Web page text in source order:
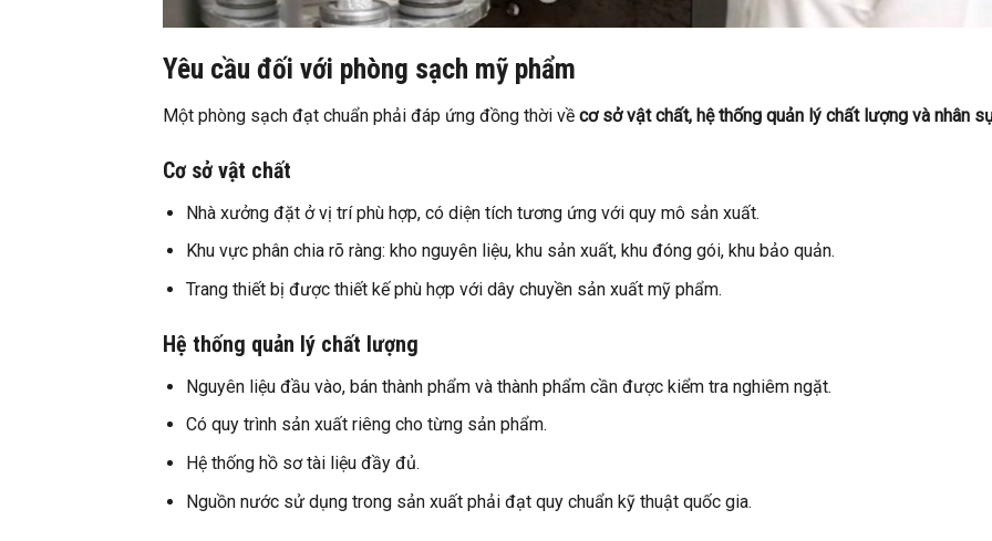
Yêu cầu đối với phòng sạch mỹ phẩm
Một phòng sạch đạt chuẩn phải đáp ứng đồng thời về cơ sở vật chất, hệ thống quản lý chất lượng và nhân
Cơ sở vật chất
Nhà xưởng đặt ở vị trí phù hợp, có diện tích tương ứng với quy mô sản xuất.
Khu vực phân chia rõ ràng: kho nguyên liệu, khu sản xuất, khu đóng gói, khu bảo quản.
Trang thiết bị được thiết kế phù hợp với dây chuyền sản xuất mỹ phẩm.
Hệ thống quản lý chất lượng
Nguyên liệu đầu vào, bán thành phẩm và thành phẩm cần được kiểm tra nghiêm ngặt.
Có quy trình sản xuất riêng cho từng sản phẩm.
Hệ thống hồ sơ tài liệu đầy đủ.
Nguồn nước sử dụng trong sản xuất phải đạt quy chuẩn kỹ thuật quốc gia.